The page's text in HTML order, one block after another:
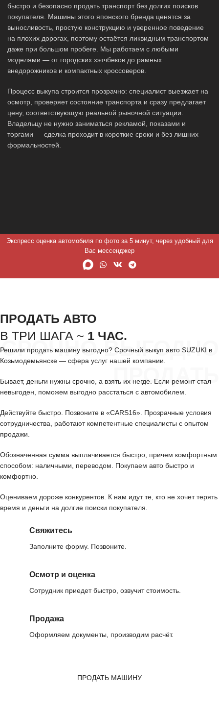
быстро и безопасно продать транспорт без долгих поисков
покупателя. Машины этого японского бренда ценятся за
выносливость, простую конструкцию и уверенное поведение
на плохих дорогах, поэтому остаётся ликвидным транспортом
даже при большом пробеге. Мы работаем с любыми
моделями — от городских хэтчбеков до рамных
внедорожников и компактных кроссоверов.
Процесс выкупа строится прозрачно: специалист выезжает на
осмотр, проверяет состояние транспорта и сразу предлагает
цену, соответствующую реальной рыночной ситуации.
Владельцу не нужно заниматься рекламой, показами и
торгами — сделка проходит в короткие сроки и без лишних
формальностей.
Экспресс оценка автомобиля по фото за 5 минут, через удобный для
Вас мессенджер
СРОЧНО ВЫГОДНО
ПРОДАТЬ
ПРОДАТЬ АВТО
В ТРИ ШАГА ~ 1 ЧАС.
Решили продать машину выгодно? Срочный выкуп авто SUZUKI в
Козьмодемьянске — сфера услуг нашей компании.
Бывает, деньги нужны срочно, а взять их негде. Если ремонт стал
невыгоден, поможем выгодно расстаться с автомобилем.
Действуйте быстро. Позвоните в «CARS16». Прозрачные условия
сотрудничества, работают компетентные специалисты с опытом
продажи.
Обозначенная сумма выплачивается быстро, причем комфортным
способом: наличными, переводом. Покупаем авто быстро и
комфортно.
Оцениваем дороже конкурентов. К нам идут те, кто не хочет терять
время и деньги на долгие поиски покупателя.
Свяжитесь
Заполните форму. Позвоните.
Осмотр и оценка
Сотрудник приедет быстро, озвучит стоимость.
Продажа
Оформляем документы, производим расчёт.
ПРОДАТЬ МАШИНУ